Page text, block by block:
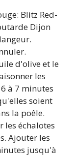
Blitz Red-
Dijon
d'olive et le
les
à 7 minutes
soient
la poêle.
les échalotes
Ajouter les
jusqu'à